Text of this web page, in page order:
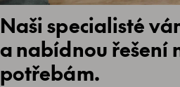
Naši specialisté
a nabídnou řešení
potřebám.